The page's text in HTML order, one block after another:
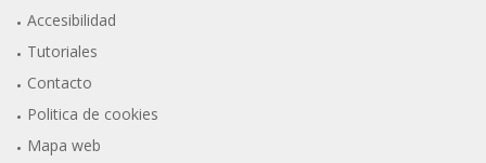
Accesibilidad
Tutoriales
Contacto
Politica de cookies
Mapa web